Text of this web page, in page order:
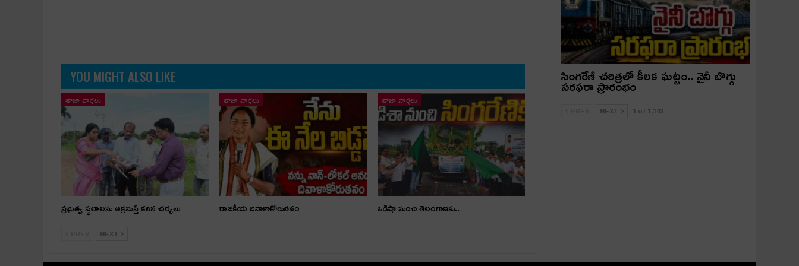
YOU MIGHT ALSO LIKE
తాజా వార్తలు
ప్రభుత్వ స్థలాలను ఆక్రమిస్తే కఠిన చర్యలు
తాజా వార్తలు
రాజకీయ దివాళాకోరుతనం
తాజా వార్తలు
ఒడిషా నుంచి తెలంగాణ‌కు..
NEXT
సింగరేణి చరిత్రలో కీలక ఘట్టం.. నైనీ బొగ్గు
సరఫరా ప్రారంభం
NEXT 1 of 1,143